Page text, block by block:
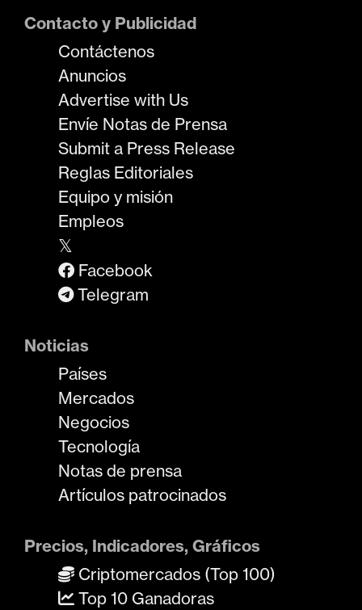
Contacto y Publicidad
Contáctenos
Anuncios
Advertise with Us
Envíe Notas de Prensa
Submit a Press Release
Reglas Editoriales
Equipo y misión
Empleos
𝕏
Facebook
Telegram
Noticias
Países
Mercados
Negocios
Tecnología
Notas de prensa
Artículos patrocinados
Precios, Indicadores, Gráficos
Criptomercados (Top 100)
Top 10 Ganadoras